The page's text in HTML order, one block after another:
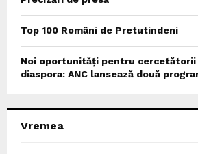
Top 100 Români de Pretutindeni
Noi oportunități pentru cercetătorii
diaspora: ANC lansează două
Vremea